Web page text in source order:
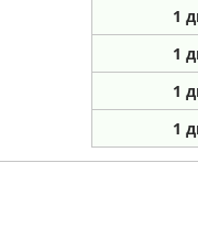
1
1
1
1